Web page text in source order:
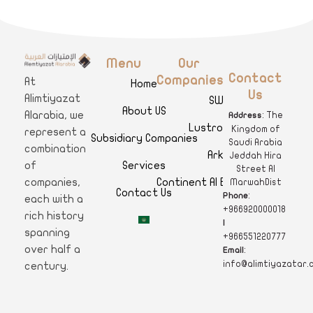
A
limtiyazat Alarabiaفي الامتيازات العربية، نحن نمثل مجموعة من الشركات، تتمتع كل منها بتاريخ غني يمتد لأكثر من نصف قرن.
At
Alimtiyazat
Alarabia, we
represent a
combination
of
companies,
each with a
rich history
spanning
over half a
century.
Menu
Home
About US
Subsidiary Companies
Services
Contact Us
Our
Companies
SWAR
Lustro Clinics
Arkan
Continent Al Ertiqaa Hotel
Contact
Us
Address: The
Kingdom of
Saudi Arabia
Jeddah Hira
Street Al
MarwahDist
Phone:
+966920000018
+966551220777
Email :